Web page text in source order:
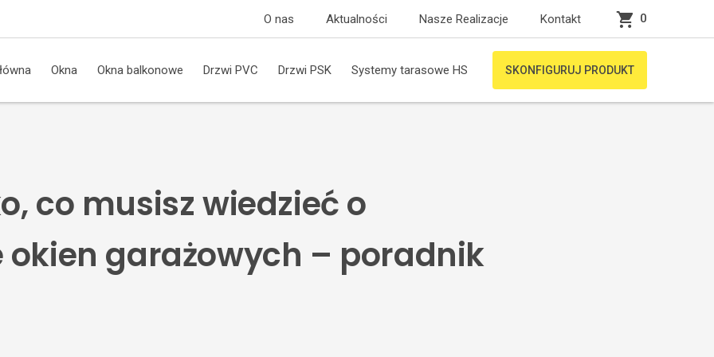
O nas Aktualności Nasze Realizacje Kontakt 0
Okna Okna balkonowe Drzwi PVC Drzwi PSK Systemy tarasowe HS SKONFIGURUJ PRODUKT
co musisz wiedzieć o
okien garażowych – poradnik